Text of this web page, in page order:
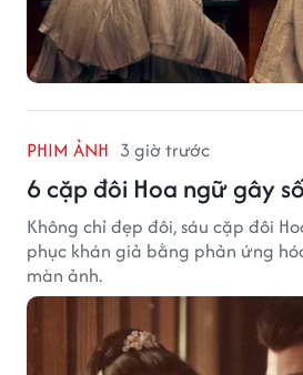
PHIM ẢNH 3 giờ trước
6 cặp đôi Hoa ngữ gây
Không chỉ đẹp đôi, sáu cặp đôi
phục khán giả bằng phản ứng
màn ảnh.